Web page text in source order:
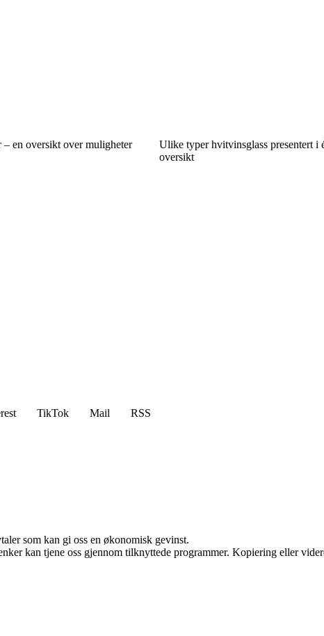
– en oversikt over muligheter
Ulike typer hvitvinsglass presentert i
oversikt
TikTok Mail
RSS
som kan gi oss en økonomisk gevinst.
kan tjene oss gjennom tilknyttede programmer. Kopiering eller